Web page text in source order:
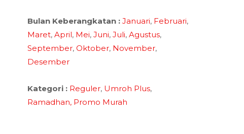
Bulan Keberangkatan : Januari, Februari,
Maret, April, Mei, Juni, Juli, Agustus,
September, Oktober, November,
Desember
Kategori : Reguler, Umroh Plus,
Ramadhan, Promo Murah